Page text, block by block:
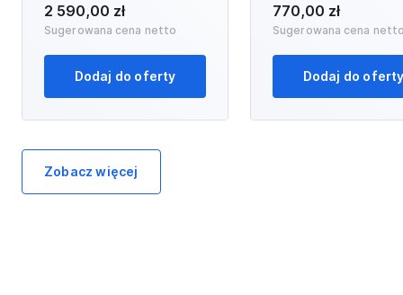
2 590,00 zł
Sugerowana cena netto
Dodaj do oferty
770,00 zł
Sugerowana cena
Dodaj do
Zobacz więcej